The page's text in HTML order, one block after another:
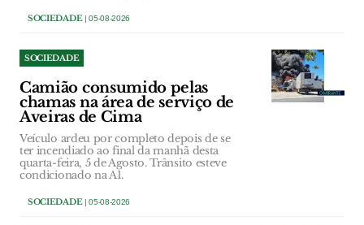
SOCIEDADE| 05-08-2026
SOCIEDADE
Camião consumido pelas
chamas na área de serviço de
Aveiras de Cima
Veículo ardeu por completo depois de se
ter incendiado ao final da manhã desta
quarta-feira, 5 de Agosto. Trânsito esteve
condicionado na A1.
SOCIEDADE| 05-08-2026